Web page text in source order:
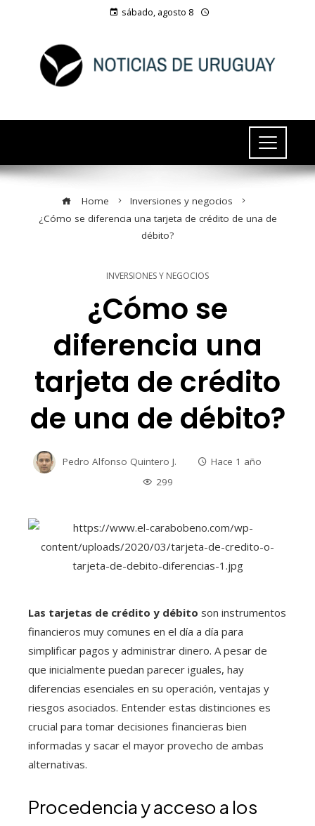
sábado, agosto 8
Home
Inversiones y negocios
¿Cómo se diferencia una tarjeta de crédito de una de
débito?
INVERSIONES Y NEGOCIOS
¿Cómo se
diferencia una
tarjeta de crédito
de una de débito?
Pedro Alfonso Quintero J.
Hace 1 año
299
Las tarjetas de crédito y débito son instrumentos
financieros muy comunes en el día a día para
simplificar pagos y administrar dinero. A pesar de
que inicialmente puedan parecer iguales, hay
diferencias esenciales en su operación, ventajas y
riesgos asociados. Entender estas distinciones es
crucial para tomar decisiones financieras bien
informadas y sacar el mayor provecho de ambas
alternativas.
Procedencia y acceso a los